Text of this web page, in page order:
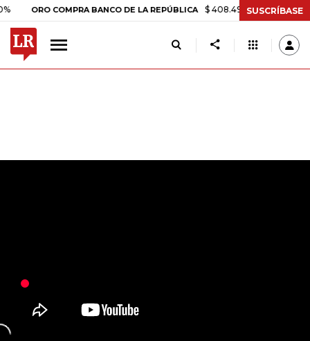
ORO COMPRA BANCO DE LA REPÚBLICA $ 408.498,97 +$ 8.753,81
SUSCRÍBASE